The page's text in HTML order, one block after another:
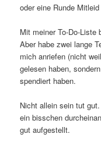
oder eine Runde
Mit meiner To-Do-
Aber habe zwei lange
mich anriefen (nicht
gelesen haben,
spendiert haben.
Nicht allein sein tut
ein bisschen
gut aufgestellt.